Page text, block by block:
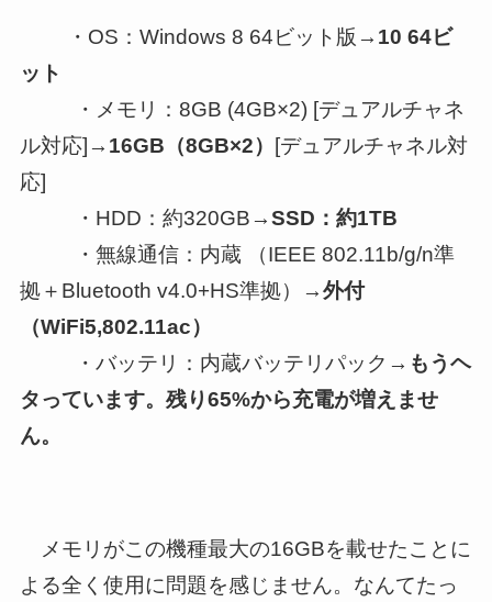
・OS：Windows 8 64ビット版→ 10 64ビ
ット
・メモリ：8GB (4GB×2) [デュアルチャネ
ル対応]→ 16GB（8GB×2） [デュアルチャネル対
応]
・HDD：約320GB→SSD：約1TB
・無線通信：内蔵 （IEEE 802.11b/g/n準
拠＋Bluetooth v4.0+HS準拠）→外付
（WiFi5,802.11ac）
・バッテリ：内蔵バッテリパック→ もうヘ
タっています。残り65%から充電が増えませ
ん。
メモリがこの機種最大の16GBを載せたことに
よる全く使用に問題を感じません。なんてたっ